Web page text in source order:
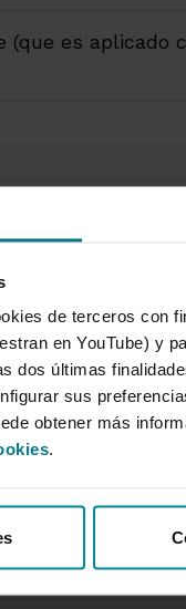
de terceros con
en YouTube) y
dos últimas
sus
obtener más
.
es aplicado
Obligatoria